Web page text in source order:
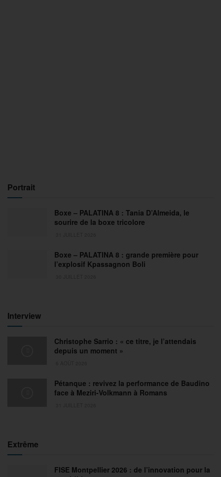
Portrait
Boxe – PALATINA 8 : Tania D’Almeida, le
sourire de la boxe tricolore
Boxe – PALATINA 8 : grande première pour
l’explosif Kpassagnon Boli
Interview
Christophe Sarrio : « ce titre, je l’attendais
depuis un moment »
Pétanque : revivez la performance de Baudino
face à Meziri-Volkmann à Romans
Extrême
FISE Montpellier 2026 : de l’innovation pour la